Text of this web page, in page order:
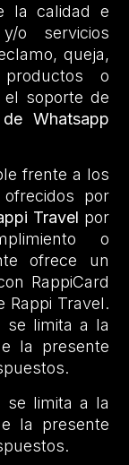
la calidad e
o servicios
queja,
o
el soporte de
Whatsapp
frente a los
por
Travel por
o
ofrece un
RappiCard
Rappi Travel.
se limita a la
la presente
se limita a la
la presente